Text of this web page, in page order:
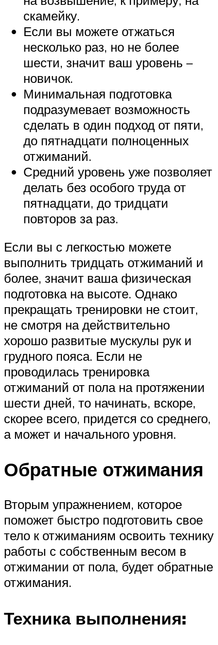
скамейку.
Если вы можете отжаться
несколько раз, но не более
шести, значит ваш уровень –
новичок.
Минимальная подготовка
подразумевает возможность
сделать в один подход от пяти,
до пятнадцати полноценных
отжиманий.
Средний уровень уже позволяет
делать без особого труда от
пятнадцати, до тридцати
повторов за раз.
Если вы с легкостью можете
выполнить тридцать отжиманий и
более, значит ваша физическая
подготовка на высоте. Однако
прекращать тренировки не стоит,
не смотря на действительно
хорошо развитые мускулы рук и
грудного пояса. Если не
проводилась тренировка
отжиманий от пола на протяжении
шести дней, то начинать, вскоре,
скорее всего, придется со среднего,
а может и начального уровня.
Обратные отжимания
Вторым упражнением, которое
поможет быстро подготовить свое
тело к отжиманиям освоить технику
работы с собственным весом в
отжимании от пола, будет обратные
отжимания.
Техника выполнения: